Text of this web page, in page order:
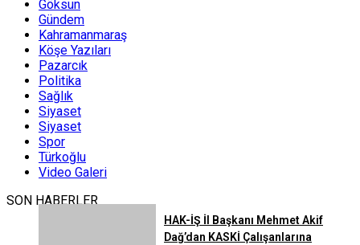
Göksun
Gündem
Kahramanmaraş
Köşe Yazıları
Pazarcık
Politika
Sağlık
Siyaset
Siyaset
Spor
Türkoğlu
Video Galeri
SON HABERLER
HAK-İŞ İl Başkanı Mehmet Akif
Dağ’dan KASKİ Çalışanlarına